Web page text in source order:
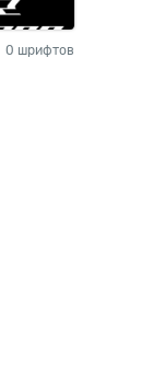
0 шрифтов